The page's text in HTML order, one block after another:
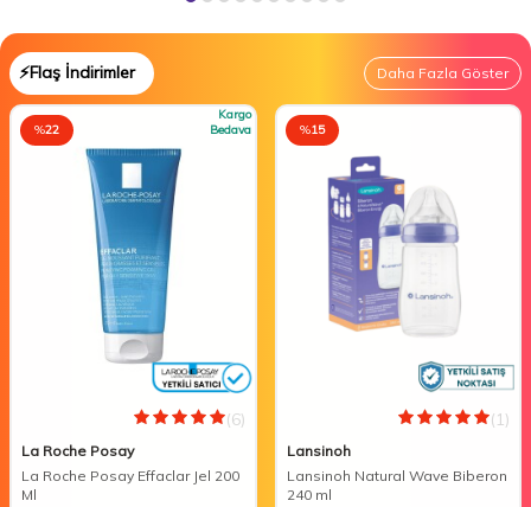
⚡Flaş İndirimler Daha Fazla Göster
%22
Kargo
Bedava
(6)
La Roche Posay
La Roche Posay Effaclar Jel 200
Ml
%15
(1)
Lansinoh
Lansinoh Natural Wave Biberon
240 ml